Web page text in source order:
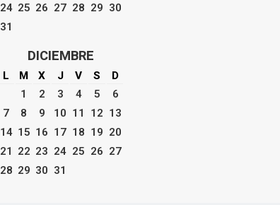
24 25 26 27 28 29 30
31
DICIEMBRE
L M X J V S
D
1
2 3 4 5
6
7
8 9 10 11 12 13
14 15 16 17 18 19 20
21 22 23 24 25 26 27
28 29 30 31